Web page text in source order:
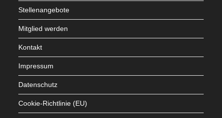
Stellenangebote
Mitglied werden
Kontakt
Impressum
Datenschutz
Cookie-Richtlinie (EU)